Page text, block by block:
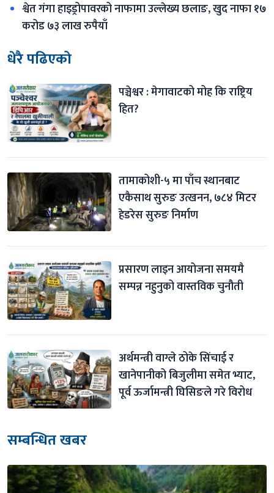
श्वेत गंगा हाइड्रोपावरको नाफामा उल्लेख्य छलाङ, खुद नाफा १७
करोड ७३ लाख रुपैयाँ
धेरै पढिएको
पञ्चेश्वर : मेगावाटको मोह कि राष्ट्रिय
हित?
तामाकोशी-५ मा पाँच स्थानबाट
एकैसाथ सुरुङ उत्खनन, ७८४ मिटर
हेडरेस सुरुङ निर्माण
प्रसारण लाइन आयोजना समयमै
सम्पन्न नहुनुको वास्तविक चुनौती
अर्थमन्त्री वाग्ले ठोके सिंचाई र
खानेपानीको बिजुलीमा समेत भ्याट,
पूर्व ऊर्जामन्त्री घिसिङले गरे विरोध
सम्बन्धित खबर